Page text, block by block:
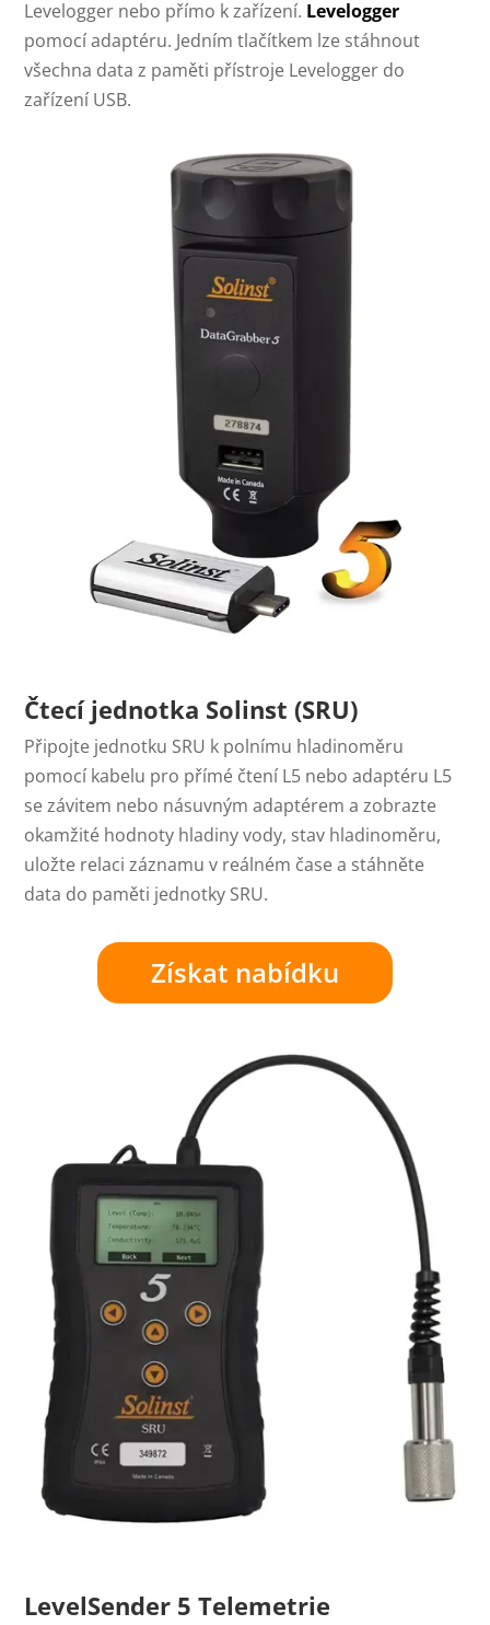
Levelogger nebo přímo k zařízení. Levelogger
pomocí adaptéru. Jedním tlačítkem lze stáhnout
všechna data z paměti přístroje Levelogger do
zařízení USB.
Čtecí jednotka Solinst (SRU)
Připojte jednotku SRU k polnímu hladinoměru
pomocí kabelu pro přímé čtení L5 nebo adaptéru L5
se závitem nebo násuvným adaptérem a zobrazte
okamžité hodnoty hladiny vody, stav hladinoměru,
uložte relaci záznamu v reálném čase a stáhněte
data do paměti jednotky SRU.
Získat nabídku
LevelSender 5 Telemetrie